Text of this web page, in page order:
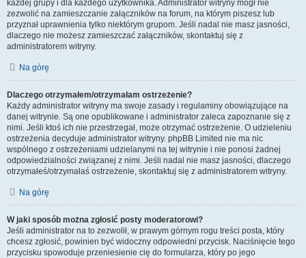
każdej grupy i dla każdego użytkownika. Administrator witryny mógł nie
zezwolić na zamieszczanie załączników na forum, na którym piszesz lub
przyznał uprawnienia tylko niektórym grupom. Jeśli nadal nie masz jasności,
dlaczego nie możesz zamieszczać załączników, skontaktuj się z
administratorem witryny.
Na górę
Dlaczego otrzymałem/otrzymałam ostrzeżenie?
Każdy administrator witryny ma swoje zasady i regulaminy obowiązujące na
danej witrynie. Są one opublikowane i administrator zaleca zapoznanie się z
nimi. Jeśli ktoś ich nie przestrzegał, może otrzymać ostrzeżenie. O udzieleniu
ostrzeżenia decyduje administrator witryny. phpBB Limited nie ma nic
wspólnego z ostrzeżeniami udzielanymi na tej witrynie i nie ponosi żadnej
odpowiedzialności związanej z nimi. Jeśli nadal nie masz jasności, dlaczego
otrzymałeś/otrzymałaś ostrzeżenie, skontaktuj się z administratorem witryny.
Na górę
W jaki sposób można zgłosić posty moderatorowi?
Jeśli administrator na to zezwolił, w prawym górnym rogu treści posta, który
chcesz zgłosić, powinien być widoczny odpowiedni przycisk. Naciśnięcie tego
przycisku spowoduje przeniesienie cię do formularza, który po jego